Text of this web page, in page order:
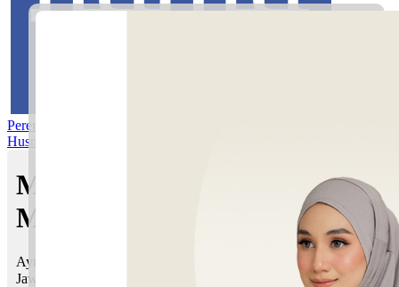
Perempuan
Husna
Maksud nama Ayra Seroja |
Maksud Nama dalam Islam
Ayra Seroja bermaksud Mulia, dihormati; Bunga seroja, teratai
Jawi: